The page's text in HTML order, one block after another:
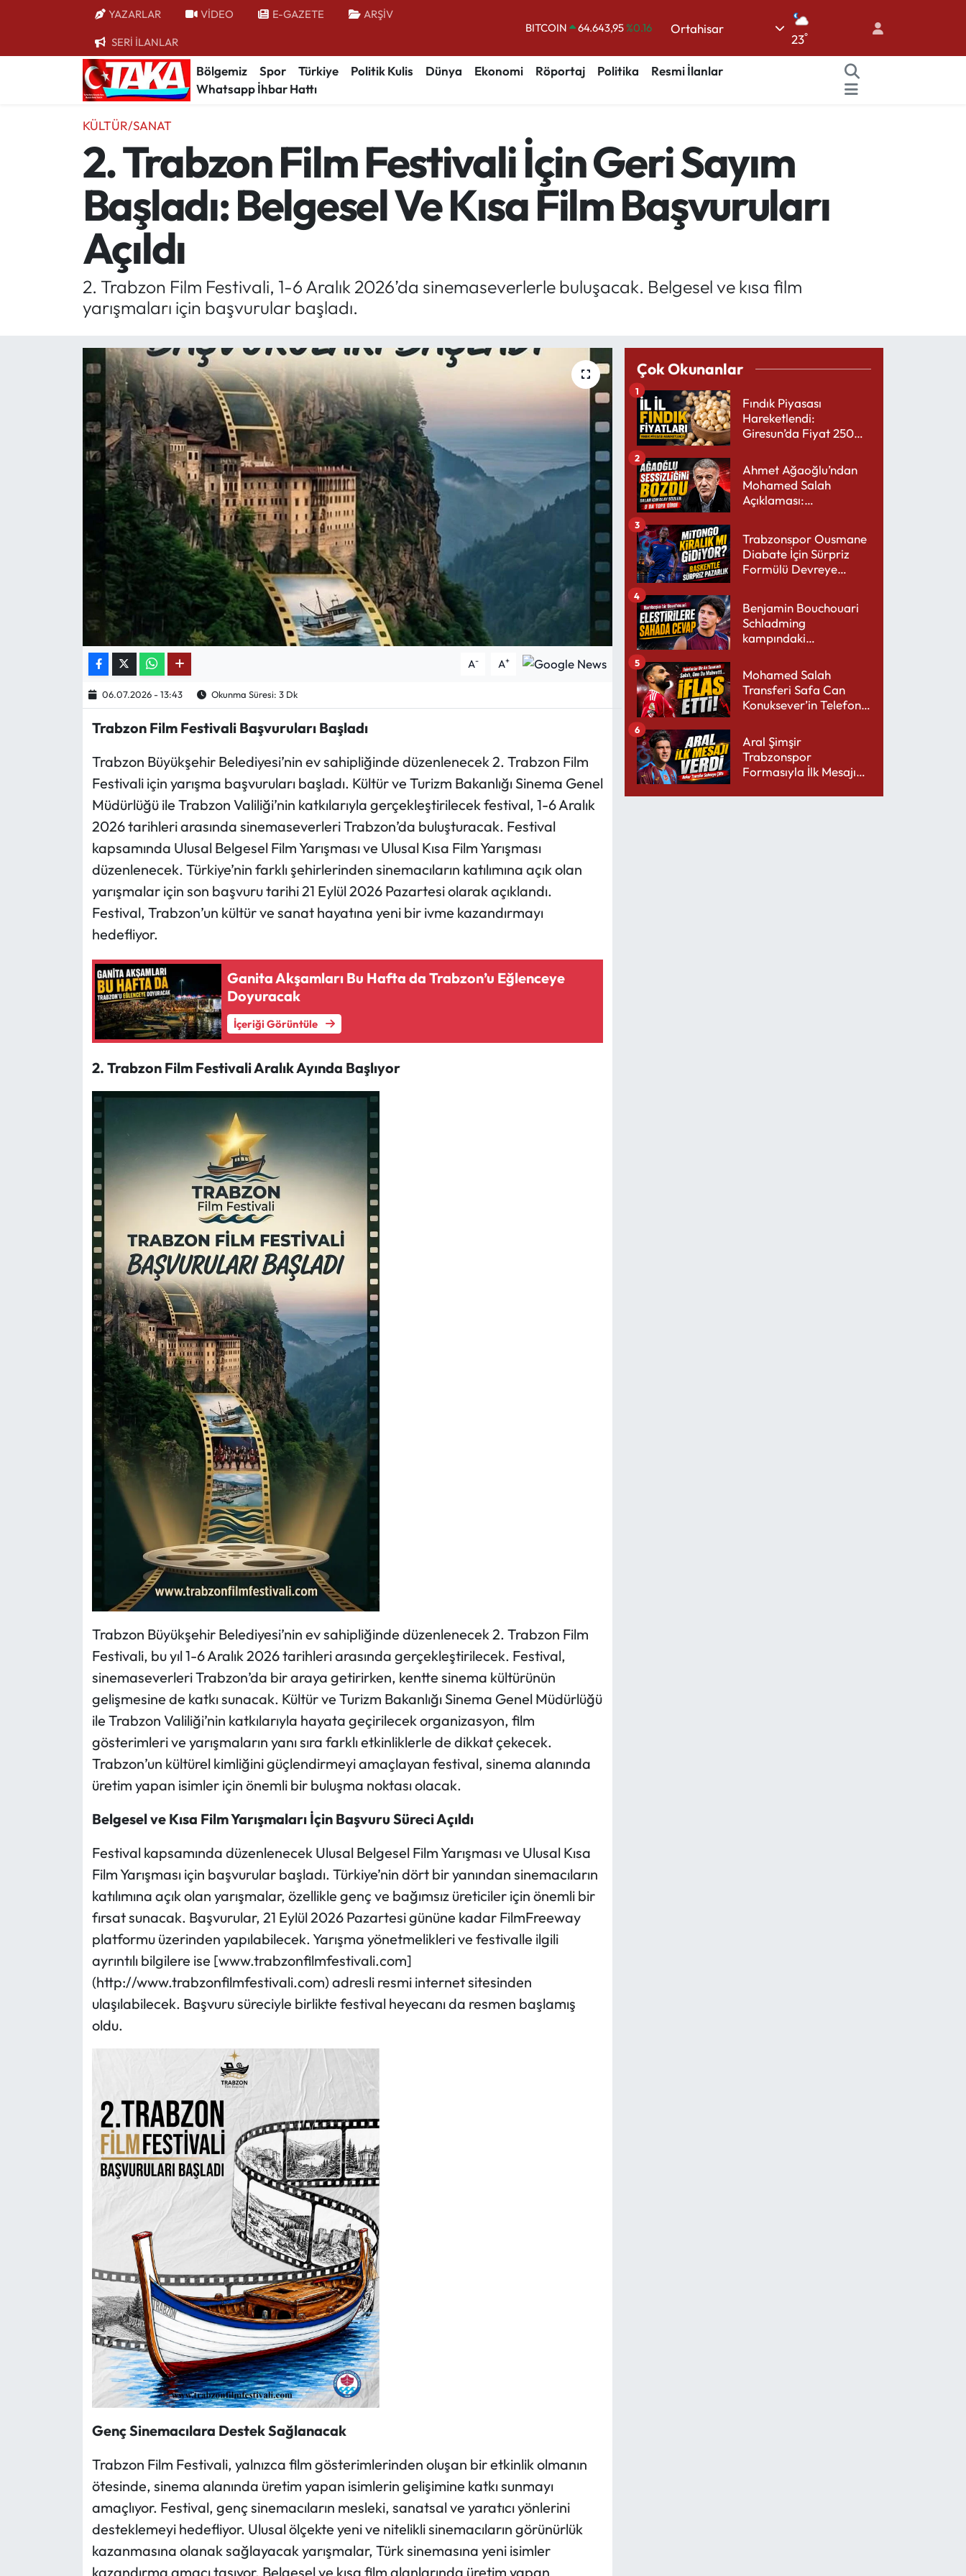
YAZARLAR VİDEO E-GAZETE ARŞİV
SERİ İLANLAR
DOLAR 47,6006%0.06
EURO
55,0250%0.02
STERLİN
64,2398%0.2
BITCOIN
64.643,95 %0.16
Ortahisar
23°
Bölgemiz Spor Türkiye Politik Kulis Dünya Ekonomi Röportaj Politika
Resmi İlanlar
Whatsapp İhbar Hattı
KÜLTÜR/SANAT
2. Trabzon Film Festivali İçin Geri Sayım
Başladı: Belgesel Ve Kısa Film Başvuruları
Açıldı
2. Trabzon Film Festivali, 1-6 Aralık 2026’da sinemaseverlerle buluşacak. Belgesel ve kısa film
yarışmaları için başvurular başladı.
A- A+
06.07.2026 - 13:43 Okunma Süresi: 3 Dk
Trabzon Film Festivali Başvuruları Başladı
Trabzon Büyükşehir Belediyesi’nin ev sahipliğinde düzenlenecek 2. Trabzon Film
Festivali için yarışma başvuruları başladı. Kültür ve Turizm Bakanlığı Sinema Genel
Müdürlüğü ile Trabzon Valiliği’nin katkılarıyla gerçekleştirilecek festival, 1-6 Aralık
2026 tarihleri arasında sinemaseverleri Trabzon’da buluşturacak. Festival
kapsamında Ulusal Belgesel Film Yarışması ve Ulusal Kısa Film Yarışması
düzenlenecek. Türkiye’nin farklı şehirlerinden sinemacıların katılımına açık olan
yarışmalar için son başvuru tarihi 21 Eylül 2026 Pazartesi olarak açıklandı.
Festival, Trabzon’un kültür ve sanat hayatına yeni bir ivme kazandırmayı
hedefliyor.
Ganita Akşamları Bu Hafta da Trabzon’u Eğlenceye
Doyuracak
İçeriği Görüntüle
2. Trabzon Film Festivali Aralık Ayında Başlıyor
Trabzon Büyükşehir Belediyesi’nin ev sahipliğinde düzenlenecek 2. Trabzon Film
Festivali, bu yıl 1-6 Aralık 2026 tarihleri arasında gerçekleştirilecek. Festival,
sinemaseverleri Trabzon’da bir araya getirirken, kentte sinema kültürünün
gelişmesine de katkı sunacak. Kültür ve Turizm Bakanlığı Sinema Genel Müdürlüğü
ile Trabzon Valiliği’nin katkılarıyla hayata geçirilecek organizasyon, film
gösterimleri ve yarışmaların yanı sıra farklı etkinliklerle de dikkat çekecek.
Trabzon’un kültürel kimliğini güçlendirmeyi amaçlayan festival, sinema alanında
üretim yapan isimler için önemli bir buluşma noktası olacak.
Belgesel ve Kısa Film Yarışmaları İçin Başvuru Süreci Açıldı
Festival kapsamında düzenlenecek Ulusal Belgesel Film Yarışması ve Ulusal Kısa
Film Yarışması için başvurular başladı. Türkiye’nin dört bir yanından sinemacıların
katılımına açık olan yarışmalar, özellikle genç ve bağımsız üreticiler için önemli bir
fırsat sunacak. Başvurular, 21 Eylül 2026 Pazartesi gününe kadar FilmFreeway
platformu üzerinden yapılabilecek. Yarışma yönetmelikleri ve festivalle ilgili
ayrıntılı bilgilere ise [www.trabzonfilmfestivali.com]
(http://www.trabzonfilmfestivali.com) adresli resmi internet sitesinden
ulaşılabilecek. Başvuru süreciyle birlikte festival heyecanı da resmen başlamış
oldu.
Genç Sinemacılara Destek Sağlanacak
Trabzon Film Festivali, yalnızca film gösterimlerinden oluşan bir etkinlik olmanın
ötesinde, sinema alanında üretim yapan isimlerin gelişimine katkı sunmayı
amaçlıyor. Festival, genç sinemacıların mesleki, sanatsal ve yaratıcı yönlerini
desteklemeyi hedefliyor. Ulusal ölçekte yeni ve nitelikli sinemacıların görünürlük
kazanmasına olanak sağlayacak yarışmalar, Türk sinemasına yeni isimler
kazandırma amacı taşıyor. Belgesel ve kısa film alanlarında üretim yapan
Çok Okunanlar
Fındık Piyasası
Hareketlendi:
Giresun’da Fiyat 250
1
Ahmet Ağaoğlu’ndan
Mohamed Salah
Açıklaması:
2
Trabzonspor Ousmane
Diabate İçin Sürpriz
Formülü Devreye
3
Benjamin Bouchouari
Schladming
kampındaki
4
Mohamed Salah
Transferi Safa Can
Konuksever’in Telefon
5
Aral Şimşir
Trabzonspor
Formasıyla İlk Mesajını
6
Bölgemiz
Kültür/Sanat
Politik Kulis
Magazin
Mektup Galeri
Köşe Yazıları
Karikatür Galeri
ASTROLOJİ
Spor Yazıları
Mektup Galeri
Ekonomi
Trabzon Nöbetçi Eczaneler
Trabzon Hava Durumu
Trabzon Trafik Yoğunluk Haritası
Süper Lig Puan Durumu ve Fikstür
Tüm Manşetler
Son Dakika Haberleri